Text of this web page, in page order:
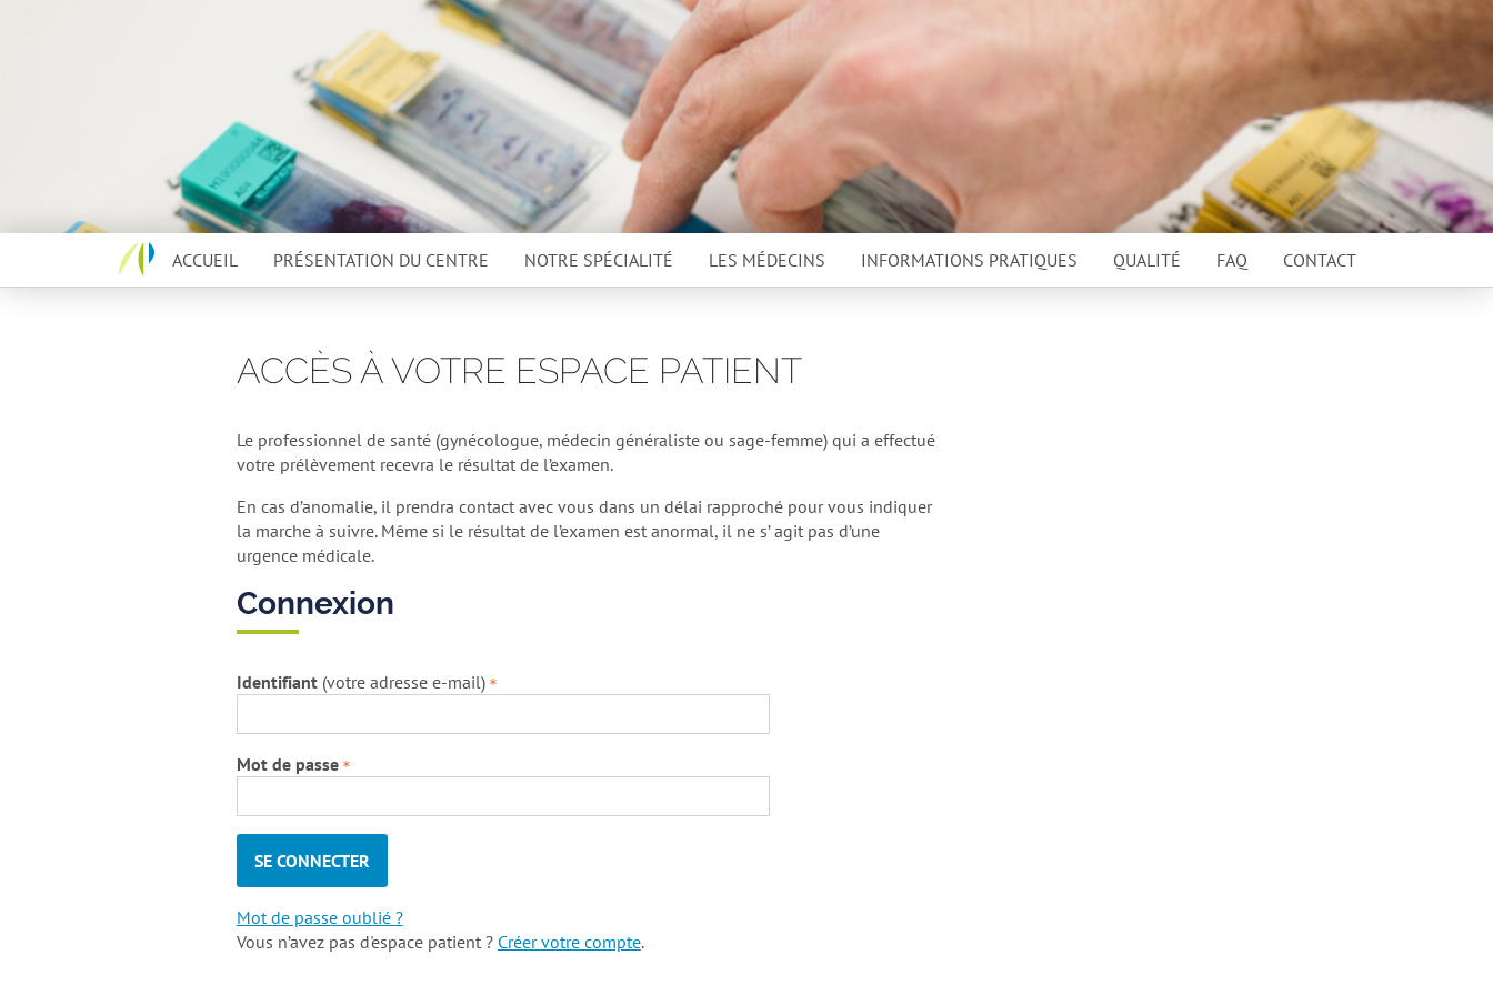
ACCUEIL PRÉSENTATION DU CENTRE NOTRE SPÉCIALITÉ LES MÉDECINS INFORMATIONS PRATIQUES QUALITÉ FAQ CONTACT
ACCÈS À VOTRE ESPACE PATIENT
Le professionnel de santé (gynécologue, médecin généraliste ou sage-femme) qui a effectué
votre prélèvement recevra le résultat de l’examen.
En cas d’anomalie, il prendra contact avec vous dans un délai rapproché pour vous indiquer
la marche à suivre. Même si le résultat de l’examen est anormal, il ne s’ agit pas d’une
urgence médicale.
Connexion
Identifiant (votre adresse e-mail)
Mot de passe
SE CONNECTER
Mot de passe oublié ?
Vous n’avez pas d'espace patient ? Créer votre compte.